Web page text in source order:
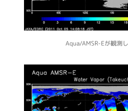
Aqua/AMSR-Eが観測